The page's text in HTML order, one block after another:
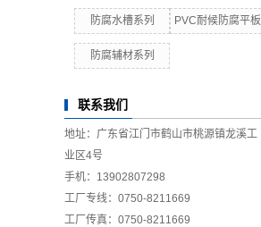
防腐水槽系列 PVC耐候防腐平板
防腐辅材系列
联系我们
地址：广东省江门市鹤山市桃源镇龙溪工
业区4号
手机：13902807298
工厂专线：0750-8211669
工厂传真：0750-8211669